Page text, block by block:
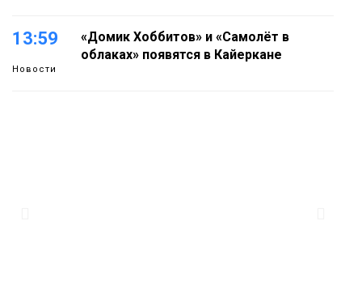
13:59
Новости
«Домик Хоббитов» и «Самолёт в
облаках» появятся в Кайеркане